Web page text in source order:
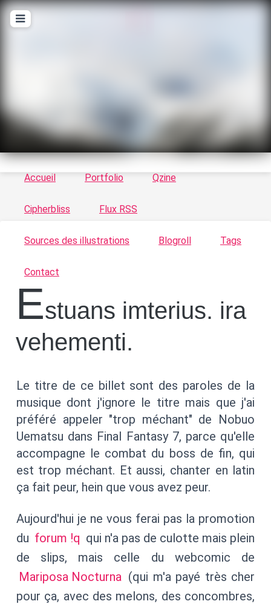
Le vortex à chats - Illustrations, trucs en tout
genre par Tykayn
Accueil Portfolio Qzine
Cipherbliss Flux RSS
Sources des illustrations Blogroll Tags
Contact
Estuans imterius. ira
vehementi.
Le titre de ce billet sont des paroles de la
musique dont j'ignore le titre mais que j'ai
préféré appeler "trop méchant" de Nobuo
Uematsu dans Final Fantasy 7, parce qu'elle
accompagne le combat du boss de fin, qui
est trop méchant. Et aussi, chanter en latin
ça fait peur, hein que vous avez peur.
Aujourd'hui je ne vous ferai pas la promotion
du forum !q qui n'a pas de culotte mais plein
de slips, mais celle du webcomic de
Mariposa Nocturna (qui m'a payé très cher
pour ça, avec des melons, des concombres,